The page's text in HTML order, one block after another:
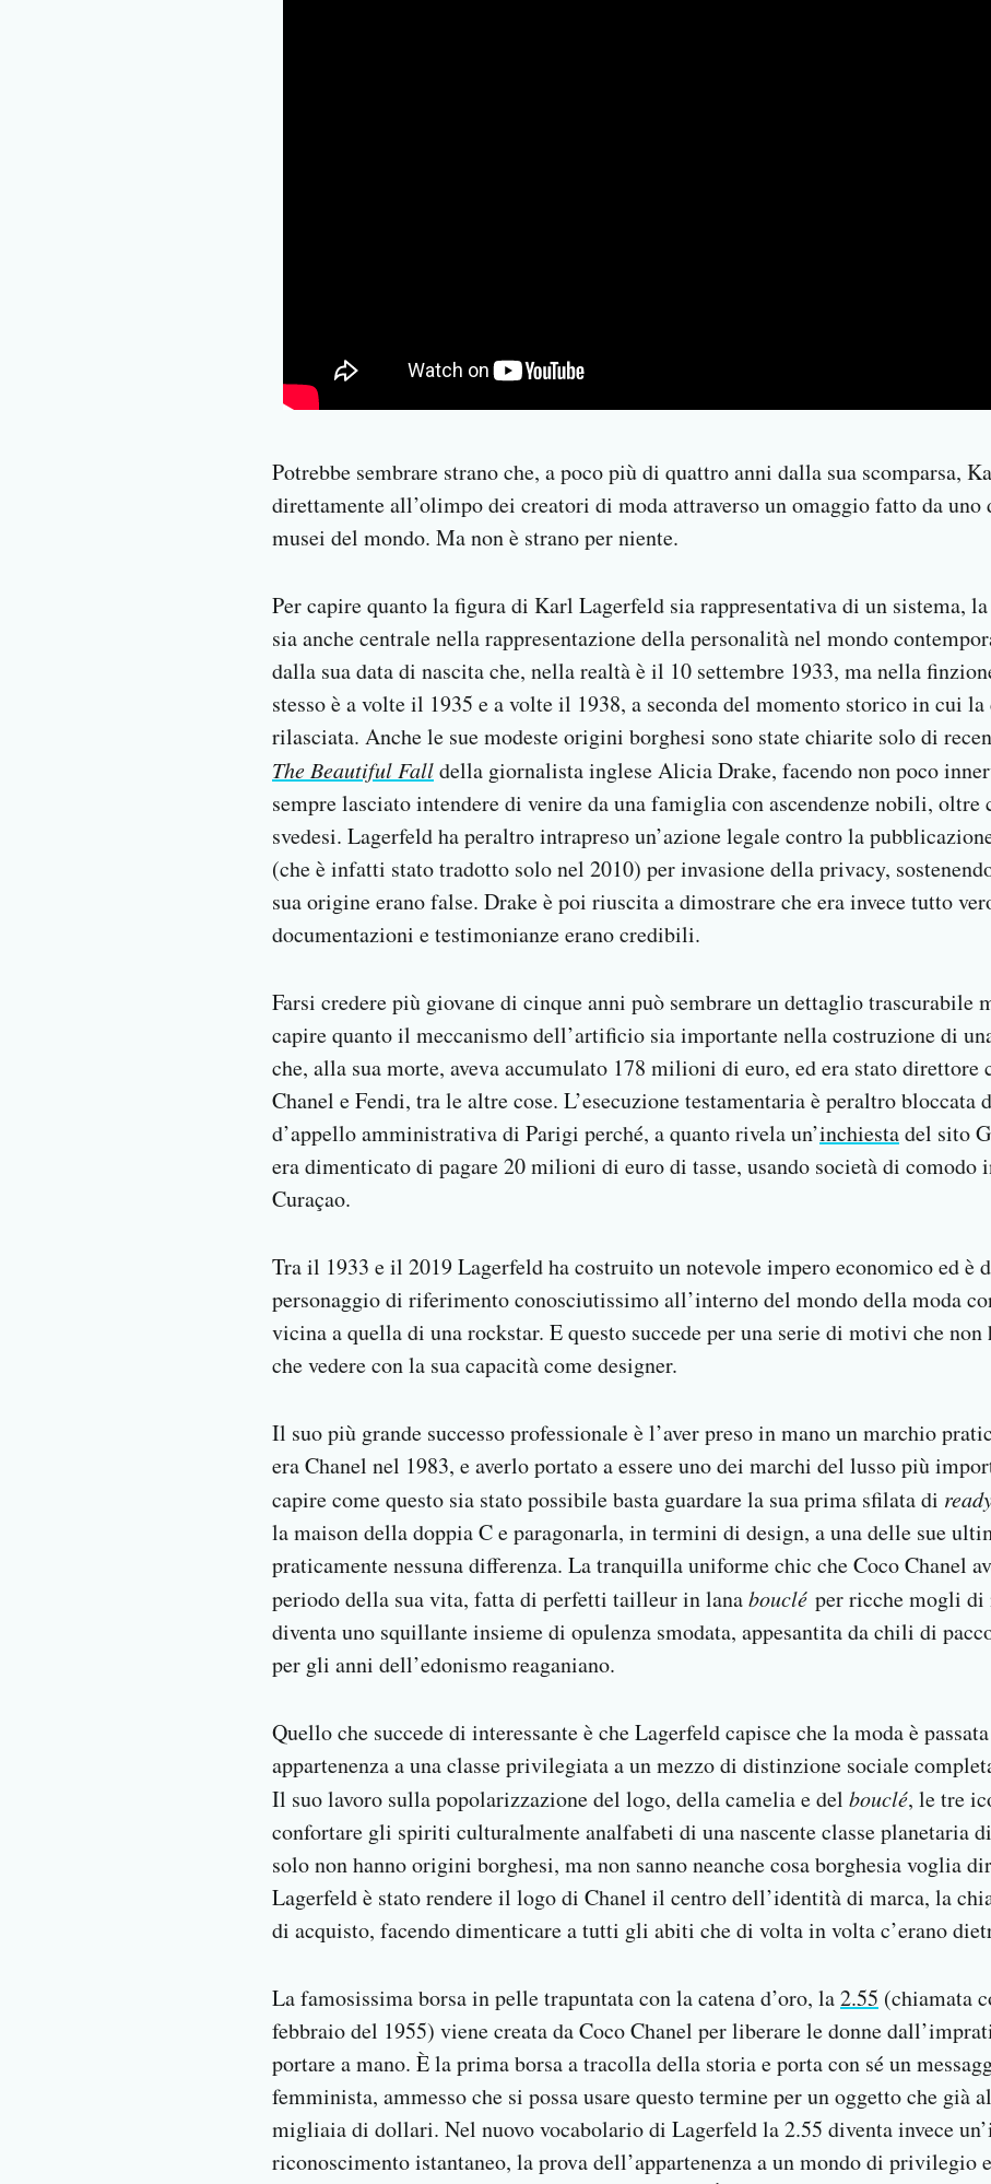
Potrebbe sembrare strano che, a poco più di quattro anni dalla sua scomparsa,
direttamente all’olimpo dei creatori di moda attraverso un omaggio fatto da
musei del mondo. Ma non è strano per niente.
Per capire quanto la figura di Karl Lagerfeld sia rappresentativa di un sistema,
sia anche centrale nella rappresentazione della personalità nel mondo
dalla sua data di nascita che, nella realtà è il 10 settembre 1933, ma nella
stesso è a volte il 1935 e a volte il 1938, a seconda del momento storico in cui
rilasciata. Anche le sue modeste origini borghesi sono state chiarite solo di
The Beautiful Falldella giornalista inglese Alicia Drake, facendo non poco
sempre lasciato intendere di venire da una famiglia con ascendenze nobili, oltre
svedesi. Lagerfeld ha peraltro intrapreso un’azione legale contro la
(che è infatti stato tradotto solo nel 2010) per invasione della privacy,
sua origine erano false. Drake è poi riuscita a dimostrare che era invece tutto
documentazioni e testimonianze erano credibili.
Farsi credere più giovane di cinque anni può sembrare un dettaglio trascurabile
capire quanto il meccanismo dell’artificio sia importante nella costruzione di
che, alla sua morte, aveva accumulato 178 milioni di euro, ed era stato direttore
Chanel e Fendi, tra le altre cose. L’esecuzione testamentaria è peraltro bloccata
d’appello amministrativa di Parigi perché, a quanto rivela un’inchiestadel sito
era dimenticato di pagare 20 milioni di euro di tasse, usando società di comodo
Curaçao.
Tra il 1933 e il 2019 Lagerfeld ha costruito un notevole impero economico ed è
personaggio di riferimento conosciutissimo all’interno del mondo della moda
vicina a quella di una rockstar. E questo succede per una serie di motivi che non
che vedere con la sua capacità come designer.
Il suo più grande successo professionale è l’aver preso in mano un marchio
era Chanel nel 1983, e averlo portato a essere uno dei marchi del lusso più
capire come questo sia stato possibile basta guardare la sua prima sfilata di
la maison della doppia C e paragonarla, in termini di design, a una delle sue
praticamente nessuna differenza. La tranquilla uniforme chic che Coco Chanel
periodo della sua vita, fatta di perfetti tailleur in lanabouclé per ricche mogli
diventa uno squillante insieme di opulenza smodata, appesantita da chili di
per gli anni dell’edonismo reaganiano.
Quello che succede di interessante è che Lagerfeld capisce che la moda è
appartenenza a una classe privilegiata a un mezzo di distinzione sociale
Il suo lavoro sulla popolarizzazione del logo, della camelia e del bouclé, le tre
confortare gli spiriti culturalmente analfabeti di una nascente classe planetaria
solo non hanno origini borghesi, ma non sanno neanche cosa borghesia voglia
Lagerfeld è stato rendere il logo di Chanel il centro dell’identità di marca, la
di acquisto, facendo dimenticare a tutti gli abiti che di volta in volta c’erano
La famosissima borsa in pelle trapuntata con la catena d’oro, la2.55 (chiamata
febbraio del 1955) viene creata da Coco Chanel per liberare le donne
portare a mano. È la prima borsa a tracolla della storia e porta con sé un
femminista, ammesso che si possa usare questo termine per un oggetto che già
migliaia di dollari. Nel nuovo vocabolario di Lagerfeld la 2.55 diventa invece
riconoscimento istantaneo, la prova dell’appartenenza a un mondo di privilegio